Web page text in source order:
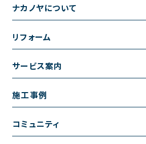
ナカノヤについて
採用情報
リフォーム
トイレのリフォーム
キッチンのリフォーム
サービス案内
サービスの流れ
施工事例
施工事例一覧
コミュニティ